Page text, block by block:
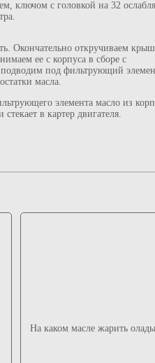
ключом с головкой на 32
Окончательно откручиваем
ее с корпуса в сборе с
под фильтрующий
масла.
элемента масло из
в картер двигателя.
На каком масле жарить